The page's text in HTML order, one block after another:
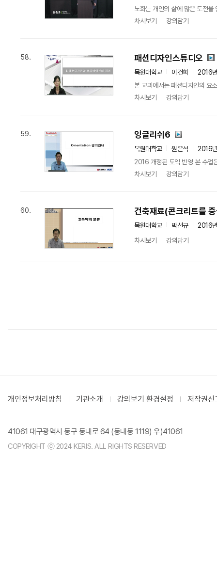
노화는 개인의 삶에 많은 도전
차시보기
강의담기
58. 패션디자인스튜디오
목원대학교 이건희
2016
본 교과에서는 패션디자인의 요
차시보기
강의담기
59. 잉글리쉬6
목원대학교 원은석
2016
2016 개정된 토익 반영 본 수업
차시보기
강의담기
60. 건축재료(콘크리트를
목원대학교 박선규
2016
차시보기
강의담기
개인정보처리방침 기관소개 강의보기 환경설정 저작권신
41061 대구광역시 동구 동내로 64 (동내동 1119) 우)41061
COPYRIGHT ⓒ 2024 KERIS. ALL RIGHTS RESERVED